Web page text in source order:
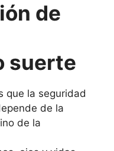
de
suerte
que la seguridad
de la
de la